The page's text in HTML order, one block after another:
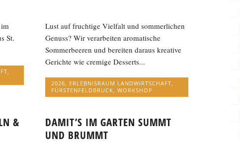
St.
Lust auf fruchtige Vielfalt und sommerlichen
Genuss? Wir verarbeiten aromatische
Sommerbeeren und bereiten daraus kreative
Gerichte wie cremige Desserts...
2026 ERLEBNISRAUM LANDWIRTSCHAFT
FÜRSTENFELDBRUCK ,WORKSHOP
&
DAMIT’S IM GARTEN SUMMT
UND BRUMMT